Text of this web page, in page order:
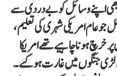
اپنے وسائل کو بے دردی سے
جو عام امریکی شہری کی تعلیم،
خرچ ہونا چاہیے تھے امریکا
جنگوں میں غارت ہوگئے۔